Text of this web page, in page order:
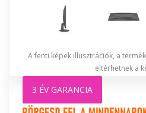
3 ÉV GARANCIA
A fenti képek illusztrációk, a
eltérhetnek a